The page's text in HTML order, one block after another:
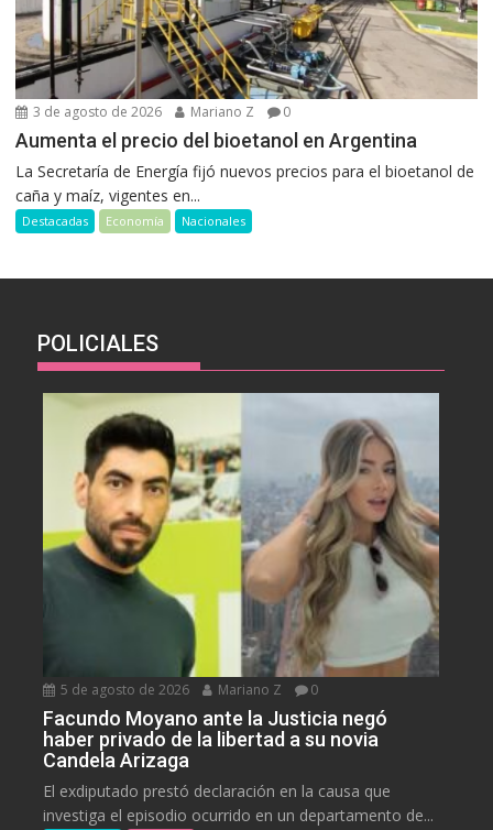
3 de agosto de 2026 Mariano Z 0
Aumenta el precio del bioetanol en Argentina
La Secretaría de Energía fijó nuevos precios para el bioetanol de
caña y maíz, vigentes en...
Destacadas Economía Nacionales
POLICIALES
5 de agosto de 2026 Mariano Z 0
Facundo Moyano ante la Justicia negó
haber privado de la libertad a su novia
Candela Arizaga
El exdiputado prestó declaración en la causa que
investiga el episodio ocurrido en un departamento de...